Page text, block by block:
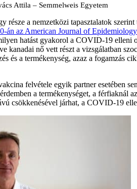
Attila – Semmelweis Egyetem
része a nemzetközi tapasztalatok
án az American Journal of
hatást gyakorol a COVID-19 elleni
kanadai nő vett részt a vizsgálatban
és a termékenység, azaz a fogamzás
felvétele egyik partner esetében
a termékenységet, a férfiaknál
csökkenésével járhat, a COVID-19